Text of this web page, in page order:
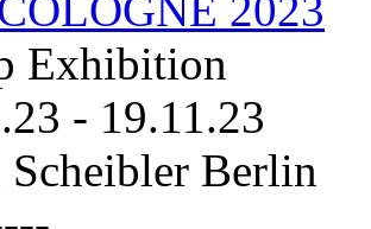
Exhibition
- 19.11.23
Berlin